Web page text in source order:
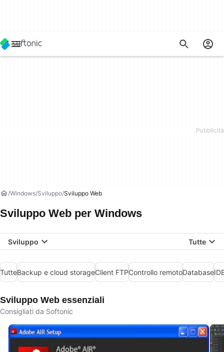
Windows Sviluppo Sviluppo Web
Sviluppo Web per Windows
Sviluppo Tutte
TutteBackup e cloud storageClient FTPControllo remotoDatabase
Sviluppo Web essenziali
Consigliati da Softonic